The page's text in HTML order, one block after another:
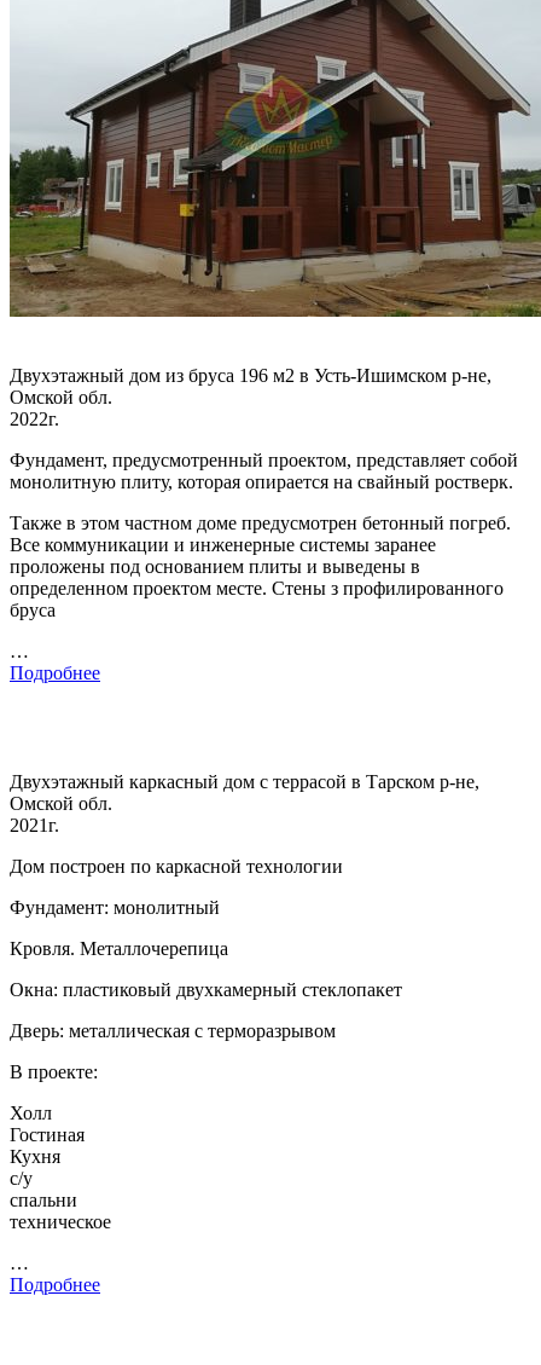
Двухэтажный дом из бруса 196 м2 в Усть-Ишимском р-не,
Омской обл.
2022г.
Фундамент, предусмотренный проектом, представляет собой
монолитную плиту, которая опирается на свайный ростверк.
Также в этом частном доме предусмотрен бетонный погреб.
Все коммуникации и инженерные системы заранее
проложены под основанием плиты и выведены в
определенном проектом месте. Стены з профилированного
бруса
…
Подробнее
Двухэтажный каркасный дом с террасой в Тарском р-не,
Омской обл.
2021г.
Дом построен по каркасной технологии
Фундамент: монолитный
Кровля. Металлочерепица
Окна: пластиковый двухкамерный стеклопакет
Дверь: металлическая с терморазрывом
В проекте:
Холл
Гостиная
Кухня
с/у
спальни
техническое
…
Подробнее